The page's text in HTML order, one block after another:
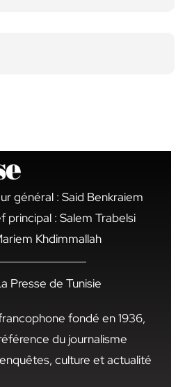
général : Said Benkraiem
principal : Salem Trabelsi
Khdimmallah
Presse de Tunisie
fondé en 1936,
du journalisme
culture et actualité